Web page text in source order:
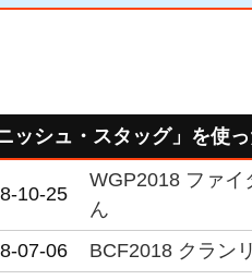
ニッシュ・スタッグ」を使
10-25
WGP2018 ファイ
ん
07-06
BCF2018 クラン